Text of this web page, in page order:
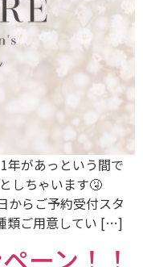
年があっという間で
しちゃいます🤧
からご予約受付スタ
類ご用意してい […]
ーン！！